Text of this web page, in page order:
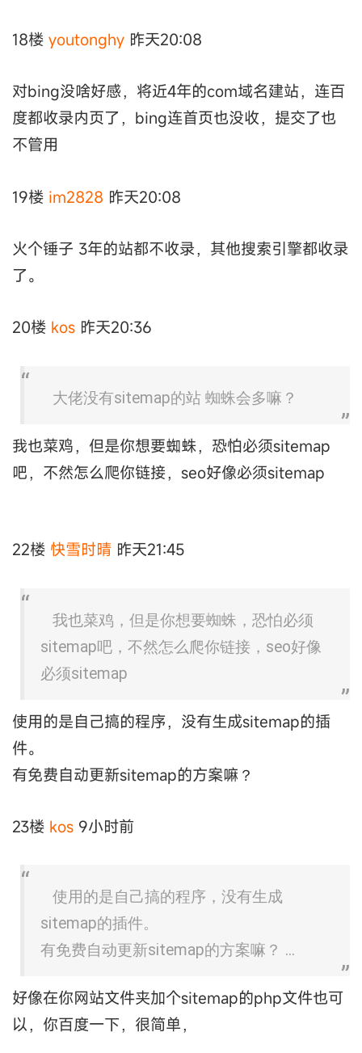
18楼 youtonghy 昨天20:08
对bing没啥好感，将近4年的com域名建站，连百
度都收录内页了，bing连首页也没收，提交了也
不管用
19楼 im2828 昨天20:08
火个锤子 3年的站都不收录，其他搜索引擎都收录
了。
20楼 kos 昨天20:36
大佬没有sitemap的站 蜘蛛会多嘛？
我也菜鸡，但是你想要蜘蛛，恐怕必须sitemap
吧，不然怎么爬你链接，seo好像必须sitemap
22楼 快雪时晴 昨天21:45
我也菜鸡，但是你想要蜘蛛，恐怕必须
sitemap吧，不然怎么爬你链接，seo好像
必须sitemap
使用的是自己搞的程序，没有生成sitemap的插
件。
有免费自动更新sitemap的方案嘛？
23楼 kos 9小时前
使用的是自己搞的程序，没有生成
sitemap的插件。
有免费自动更新sitemap的方案嘛？ ...
好像在你网站文件夹加个sitemap的php文件也可
以，你百度一下，很简单，